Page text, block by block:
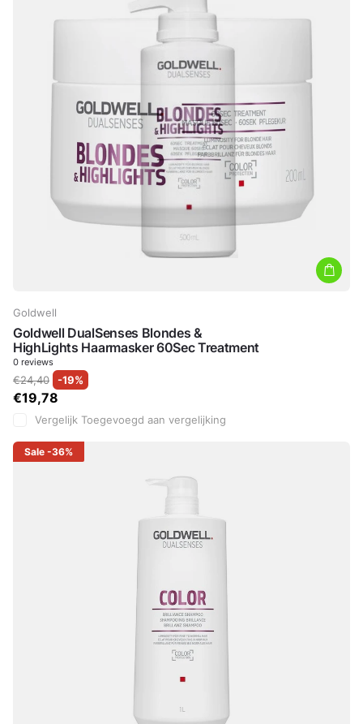
Goldwell
Goldwell DualSenses Blondes &
HighLights Haarmasker 60Sec Treatment
0 reviews
€24,40 -19%
€19,78
Vergelijk Toegevoegd aan vergelijking
Sale -36%